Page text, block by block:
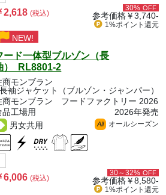
2,618(税込)
30% OFF
参考価格￥3,740-
1%ポイント 還元
NEW!
ード一体型ブルゾン（長
） RL8801-2
商モンブラン
長袖ジャケット（ブルゾン・ジャンパー）
商モンブラン フードファクトリー 2026
品工場用
2026年発売
男女共用
All オールシーズン
6,006(税込)
30～32% OFF
参考価格￥8,580-
1%ポイント 還元